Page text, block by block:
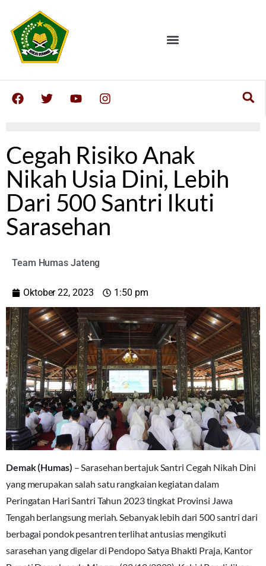
Cegah Risiko Anak
Nikah Usia Dini, Lebih
Dari 500 Santri Ikuti
Sarasehan
Team Humas Jateng
Oktober 22, 2023 1:50 pm
Demak (Humas) – Sarasehan bertajuk Santri Cegah Nikah Dini
yang merupakan salah satu rangkaian kegiatan dalam
Peringatan Hari Santri Tahun 2023 tingkat Provinsi Jawa
Tengah berlangsung meriah. Sebanyak lebih dari 500 santri dari
berbagai pondok pesantren terlihat antusias mengikuti
sarasehan yang digelar di Pendopo Satya Bhakti Praja, Kantor